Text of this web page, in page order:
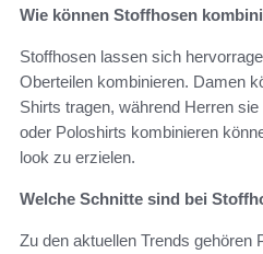
Wie können Stoffhosen
Stoffhosen lassen sich
Oberteilen kombinieren. Damen
Shirts tragen, während Herren
oder Poloshirts kombinieren
look zu erzielen.
Welche Schnitte sind bei
Zu den aktuellen Trends gehören